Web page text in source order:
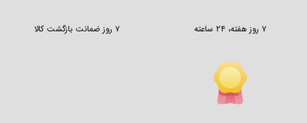
۷ روز هفته، ۲۴ ساعته ۷ روز ضمانت بازگشت کالا